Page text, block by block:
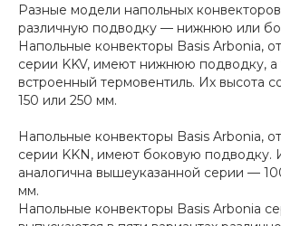
Разные модели напольных
различную подводку — нижнюю или
Напольные конвекторы Basis Arbonia,
серии KKV, имеют нижнюю подводку, а
встроенный термовентиль. Их высота
150 или 250 мм.
Напольные конвекторы Basis Arbonia,
серии KKN, имеют боковую подводку.
аналогична вышеуказанной серии —
мм.
Напольные конвекторы Basis Arbonia